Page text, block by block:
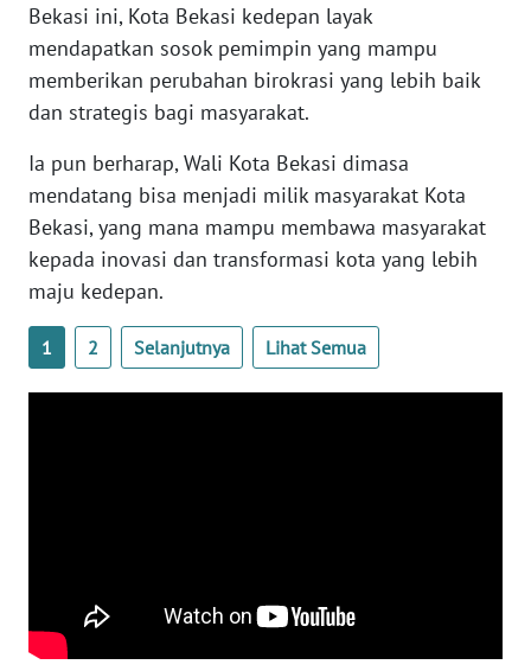
Bekasi ini, Kota Bekasi kedepan layak
mendapatkan sosok pemimpin yang mampu
memberikan perubahan birokrasi yang lebih baik
dan strategis bagi masyarakat.
Ia pun berharap, Wali Kota Bekasi dimasa
mendatang bisa menjadi milik masyarakat Kota
Bekasi, yang mana mampu membawa masyarakat
kepada inovasi dan transformasi kota yang lebih
maju kedepan.
1 2 Selanjutnya Lihat Semua
WN
LAMPUNG
WN
WN
NUSANTARA
WN
WN
KALTENG